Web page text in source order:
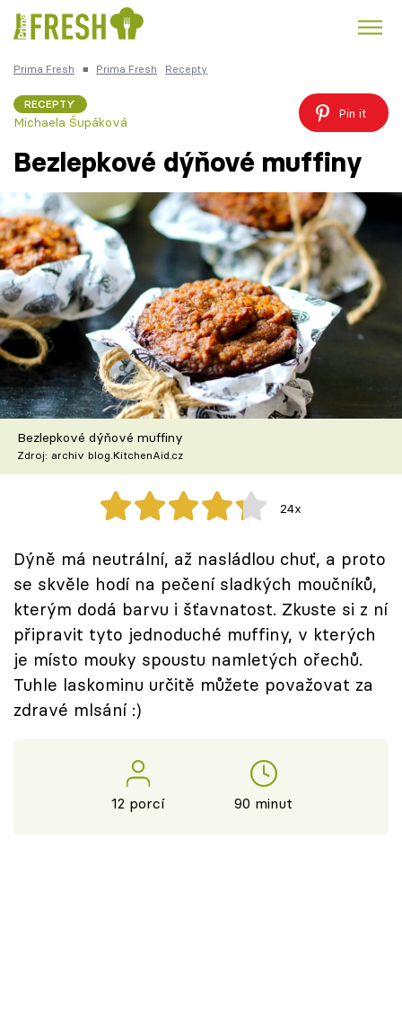
Česká kuchyně
Témata
Recepty
Články
TV Program
Škola vaření
Recepty z TV
Speciál: Cuketa
Těhotnej kuchař
Sledujte prima+
Přihlášení
Sledujte nás
Prima Fresh ■ Prima Fresh Recepty
RECEPTY
Michaela Šupáková
Pin it
Bezlepkové dýňové muffiny
Bezlepkové dýňové muffiny
Zdroj: archiv blog.KitchenAid.cz
24x
Dýně má neutrální, až nasládlou chuť, a proto
se skvěle hodí na pečení sladkých moučníků,
kterým dodá barvu i šťavnatost. Zkuste si z ní
připravit tyto jednoduché muffiny, v kterých
je místo mouky spoustu namletých ořechů.
Tuhle laskominu určitě můžete považovat za
zdravé mlsání :)
12 porcí 90 minut